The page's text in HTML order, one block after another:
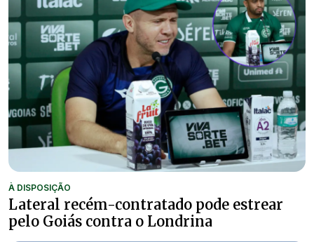
À DISPOSIÇÃO
Lateral recém-contratado pode estrear
pelo Goiás contra o Londrina